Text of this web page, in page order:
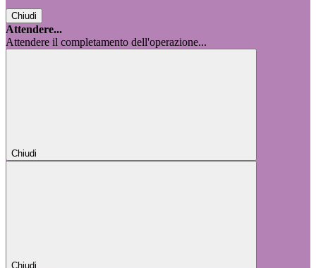
Chiudi
Attendere...
Attendere il completamento dell'operazione...
Chiudi
Chiudi